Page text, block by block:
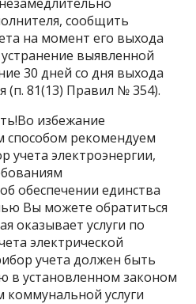
сообщить
на момент его выхода
выявленной
30 дней со дня выхода
(п. 81(13) Правил № 354).
избежание
способом рекомендуем
учета электроэнергии,
обеспечении единства
Вы можете обратиться
оказывает услуги по
электрической
учета должен быть
в установленном законом
коммунальной услуги